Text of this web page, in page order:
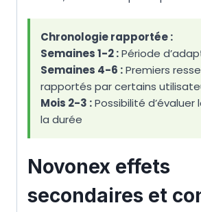
Chronologie rapportée :
Semaines 1-2 :Période
Semaines 4-6 :Premiers
rapportés par certains
Mois 2-3 :Possibilité
la durée
Novonex effets
secondaires et